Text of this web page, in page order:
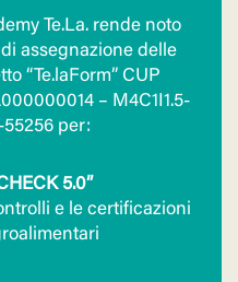
Te.La. rende noto
assegnazione delle
“Te.laForm” CUP
– M4C1I1.5-
per:
5.0”
e le certificazioni